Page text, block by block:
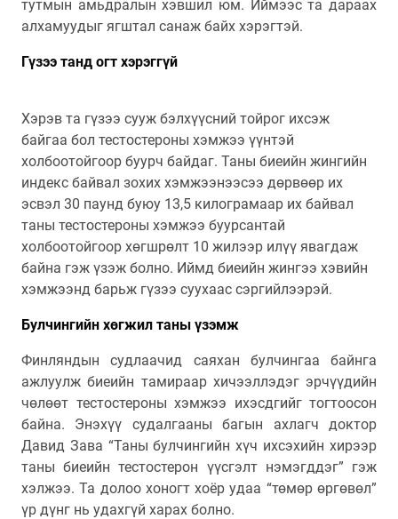
тутмын амьдралын хэвшил юм. Иймээс та дараах
алхамуудыг ягштал санаж байх хэрэгтэй.
Гүзээ танд огт хэрэггүй
Хэрэв та гүзээ сууж бэлхүүсний тойрог ихсэж
байгаа бол тестостероны хэмжээ үүнтэй
холбоотойгоор буурч байдаг. Таны биеийн жингийн
индекс байвал зохих хэмжээнээсээ дөрвөөр их
эсвэл 30 паунд буюу 13,5 килограмаар их байвал
таны тестостероны хэмжээ буурсантай
холбоотойгоор хөгшрөлт 10 жилээр илүү явагдаж
байна гэж үзэж болно. Иймд биеийн жингээ хэвийн
хэмжээнд барьж гүзээ суухаас сэргийлээрэй.
Булчингийн хөгжил таны үзэмж
Финляндын судлаачид саяхан булчингаа байнга
ажлуулж биеийн тамираар хичээллэдэг эрчүүдийн
чөлөөт тестостероны хэмжээ ихэсдгийг тогтоосон
байна. Энэхүү судалгааны багын ахлагч доктор
Давид Зава “Таны булчингийн хүч ихсэхийн хирээр
таны биеийн тестостерон үүсгэлт нэмэгддэг” гэж
хэлжээ. Та долоо хоногт хоёр удаа “төмөр өргөвөл”
үр дүнг нь удахгүй харах болно.